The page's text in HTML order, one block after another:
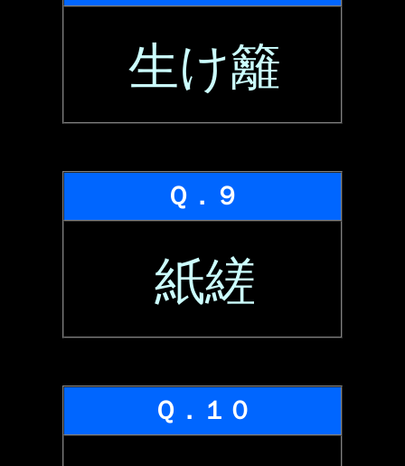
生け籬
Ｑ．９
紙縒
Ｑ．１０